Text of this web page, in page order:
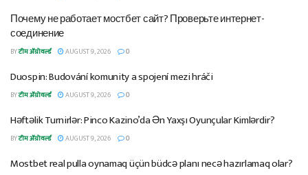
Почему не работает мостбет сайт? Проверьте интернет-
соединение
BYटीम ॲग्रोवर्ल्ड AUGUST 9, 2026 0
Duospin: Budování komunity a spojení mezi hráči
BYटीम ॲग्रोवर्ल्ड AUGUST 9, 2026 0
Həftəlik Turnirlər: Pinco Kazino’da Ən Yaxşı Oyunçular Kimlərdir?
BYटीम ॲग्रोवर्ल्ड AUGUST 9, 2026 0
Mostbet real pulla oynamaq üçün büdcə planı necə hazırlamaq olar?